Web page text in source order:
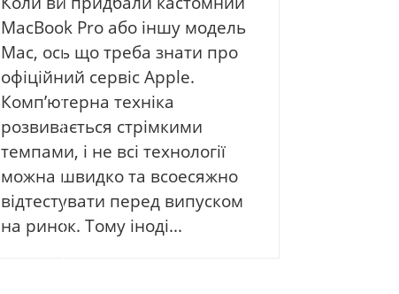
MacBook Pro або іншу модель
Mac, ось що треба знати про
офіційний сервіс Apple.
Комп’ютерна техніка
розвивається стрімкими
темпами, і не всі технології
можна швидко та всоесяжно
відтестувати перед випуском
на ринок. Тому іноді...